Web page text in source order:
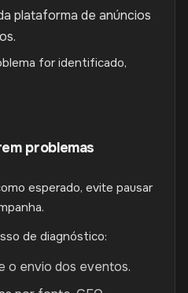
plataforma de anúncios
for identificado,
problemas
esperado, evite pausar
de diagnóstico:
o envio dos eventos.